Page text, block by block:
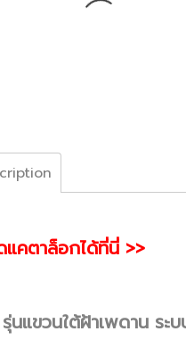
แคตาล็อกได้ที่นี่ >>
รุ่นแขวนใต้ฝ้าเพดาน ร